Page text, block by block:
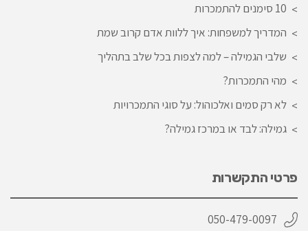
10 סימנים להתמכרות
המדריך למשפחות: איך ללוות אדם קרוב שמת
שלבי הגמילה – למה לצפות בכל שלב בתהליך
מהי התמכרות?
לא רק סמים ואלכוהול: על סוגי התמכרויות
גמילה: לבד או במרכז גמילה?
פרטי התקשרות
050-479-0097